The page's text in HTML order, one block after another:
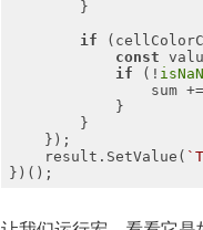
if
const
if (! isNaN
                sum +=
    result.SetValue(